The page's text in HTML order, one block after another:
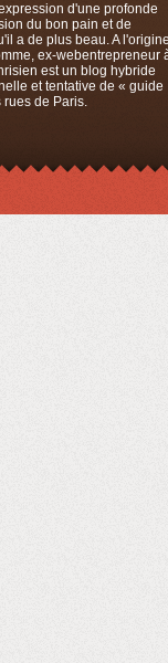
d'une profonde
du bon pain et de
a de plus beau. A
ex-webentrepreneur
est un blog hybride
et tentative de « guide
rues de Paris.